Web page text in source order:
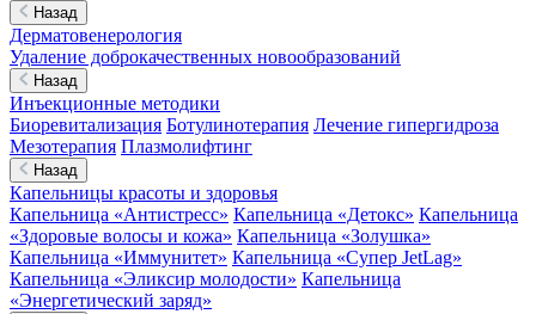
Назад
Дерматовенерология
Удаление доброкачественных новообразований
Назад
Инъекционные методики
Биоревитализация Ботулинотерапия Лечение гипергидроза
Мезотерапия Плазмолифтинг
Назад
Капельницы красоты и здоровья
Капельница «Антистресс» Капельница «Детокс» Капельница
«Здоровые волосы и кожа» Капельница «Золушка»
Капельница «Иммунитет» Капельница «Супер JetLag»
Капельница «Эликсир молодости» Капельница
«Энергетический заряд»